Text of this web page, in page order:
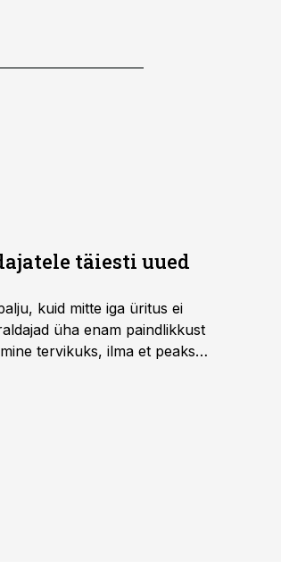
täiesti uued
kuid mitte iga üritus ei
üha enam paindlikkust
tervikuks, ilma et peaks